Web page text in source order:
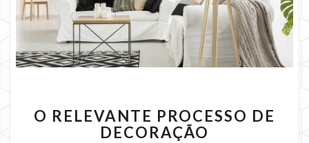
RELEVANTE
PROCESSO
O RELEVANTE PROCESSO DE
DECORAÇÃO